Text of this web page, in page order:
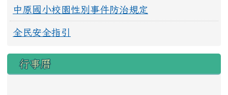
中原國小校園性別事件防治規定
全民安全指引
行事曆